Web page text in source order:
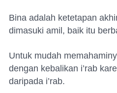
Bina adalah ketetapan
dimasuki amil, baik itu
Untuk mudah
dengan kebalikan i’rab
daripada i’rab.